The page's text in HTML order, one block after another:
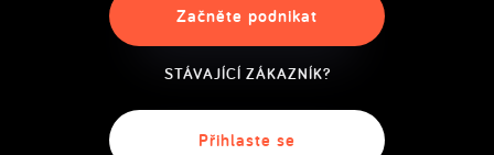
Začněte podnikat
STÁVAJÍCÍ ZÁKAZNÍK?
Přihlaste se